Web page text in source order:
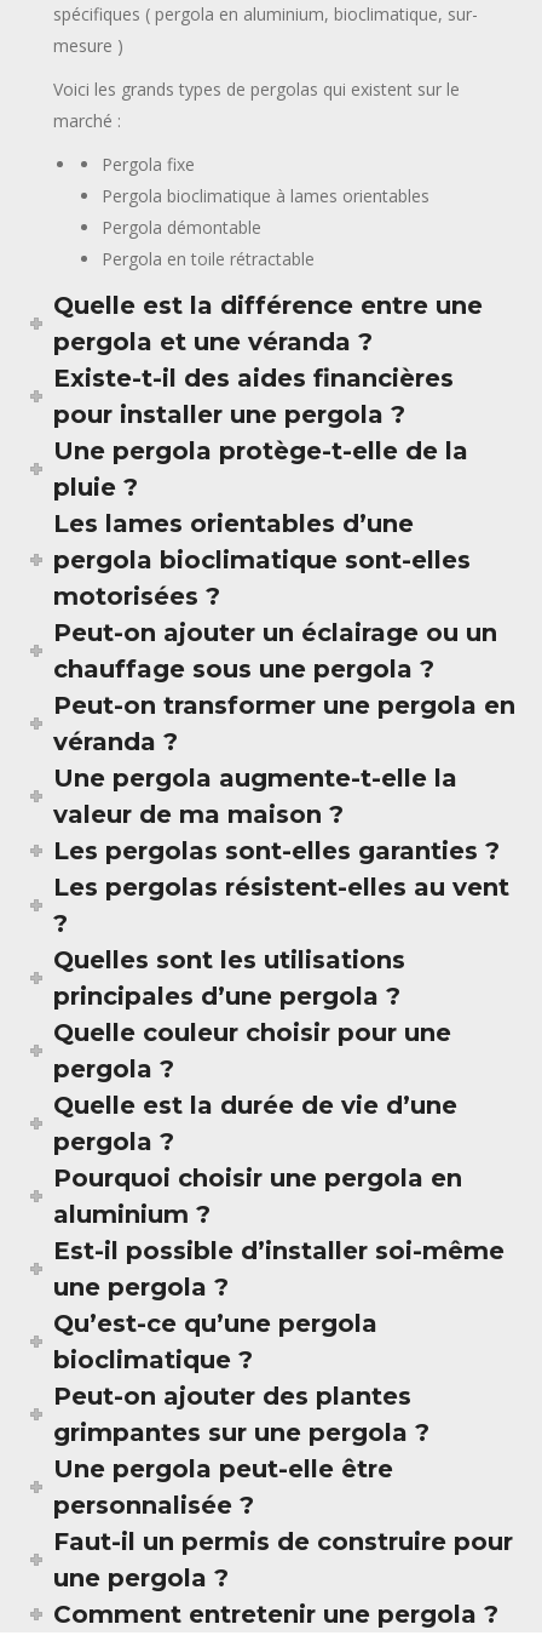
spécifiques ( pergola en aluminium, bioclimatique, sur-
mesure )
Voici les grands types de pergolas qui existent sur le
marché :
Pergola fixe
Pergola bioclimatique à lames orientables
Pergola démontable
Pergola en toile rétractable
Quelle est la différence entre une
pergola et une véranda ?
Existe-t-il des aides financières
pour installer une pergola ?
Une pergola protège-t-elle de la
pluie ?
Les lames orientables d’une
pergola bioclimatique sont-elles
motorisées ?
Peut-on ajouter un éclairage ou un
chauffage sous une pergola ?
Peut-on transformer une pergola en
véranda ?
Une pergola augmente-t-elle la
valeur de ma maison ?
Les pergolas sont-elles garanties ?
Les pergolas résistent-elles au vent
?
Quelles sont les utilisations
principales d’une pergola ?
Quelle couleur choisir pour une
pergola ?
Quelle est la durée de vie d’une
pergola ?
Pourquoi choisir une pergola en
aluminium ?
Est-il possible d’installer soi-même
une pergola ?
Qu’est-ce qu’une pergola
bioclimatique ?
Peut-on ajouter des plantes
grimpantes sur une pergola ?
Une pergola peut-elle être
personnalisée ?
Faut-il un permis de construire pour
une pergola ?
Comment entretenir une pergola ?